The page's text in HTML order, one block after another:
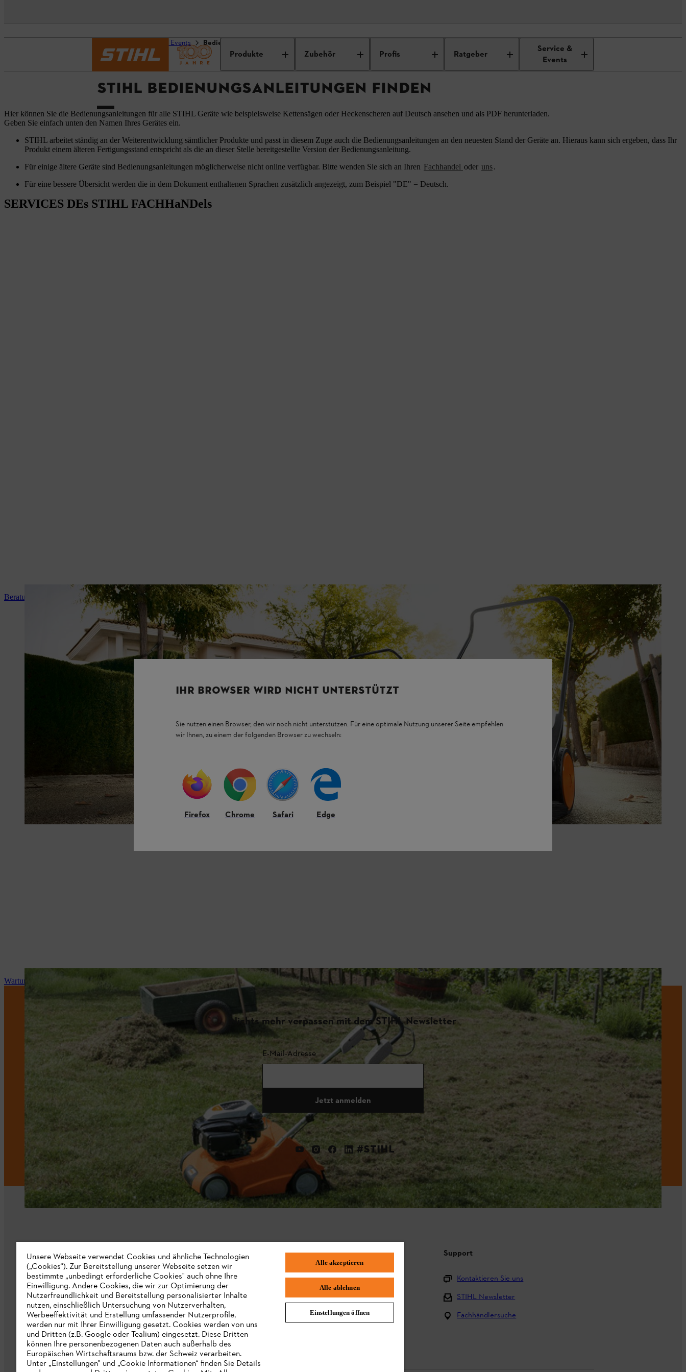
Produkte Zubehör Profis Ratgeber
Service &
Events
Service und Events Bedienungsanleitungen
STIHL BEDIENUNGSANLEITUNGEN FINDEN
Hier können Sie die Bedienungsanleitungen für alle STIHL Geräte wie beispielsweise Kettensägen oder Heckenscheren auf Deutsch ansehen und als PDF herunterladen.
Geben Sie einfach unten den Namen Ihres Gerätes ein.
STIHL arbeitet ständig an der Weiterentwicklung sämtlicher Produkte und passt in diesem Zuge auch die Bedienungsanleitungen an den neuesten Stand der Geräte an. Hieraus kann sich ergeben, dass Ihr
Produkt einem älteren Fertigungsstand entspricht als die an dieser Stelle bereitgestellte Version der Bedienungsanleitung.
Für einige ältere Geräte sind Bedienungsanleitungen möglicherweise nicht online verfügbar. Bitte wenden Sie sich an Ihren Fachhandel oder uns.
Für eine bessere Übersicht werden die in dem Dokument enthaltenen Sprachen zusätzlich angezeigt, zum Beispiel "DE" = Deutsch.
SERVICES DEs STIHL FACHHaNDels
Beratung und Produkteinweisung
Wartung und Reparatur
Nichts mehr verpassen mit dem STIHL Newsletter
E-Mail-Adresse
Jetzt anmelden
#STIHL
Unternehmen
Über uns
Katalog
Informationen für Lieferanten
STIHL Hinweisgebersystem
Häufig gestellte Fragen
Sortiment
Batterien und elektrische Geräte
Bedienungsanleitungen
Support
Kontaktieren Sie uns
STIHL Newsletter
Fachhändlersuche
IHR BROWSER WIRD NICHT UNTERSTÜTZT
Sie nutzen einen Browser, den wir noch nicht unterstützen. Für eine optimale Nutzung unserer Seite empfehlen
wir Ihnen, zu einem der folgenden Browser zu wechseln:
Firefox Chrome Safari Edge
Unsere Webseite verwendet Cookies und ähnliche Technologien
(„Cookies“). Zur Bereitstellung unserer Webseite setzen wir
bestimmte „unbedingt erforderliche Cookies" auch ohne Ihre
Einwilligung. Andere Cookies, die wir zur Optimierung der
Nutzerfreundlichkeit und Bereitstellung personalisierter Inhalte
nutzen, einschließlich Untersuchung von Nutzerverhalten,
Werbeeffektivität und Erstellung umfassender Nutzerprofile,
werden nur mit Ihrer Einwilligung gesetzt. Cookies werden von uns
und Dritten (z.B. Google oder Tealium) eingesetzt. Diese Dritten
können Ihre personenbezogenen Daten auch außerhalb des
Europäischen Wirtschaftsraums bzw. der Schweiz verarbeiten.
Unter „Einstellungen" und „Cookie Informationen“ finden Sie Details
Alle akzeptieren
Alle ablehnen
Einstellungen öffnen